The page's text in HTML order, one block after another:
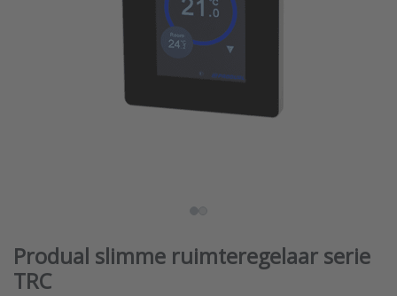
Produal slimme ruimteregelaar serie
TRC